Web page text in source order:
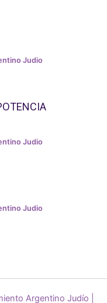
Judio
Judio
Judio
Argentino Judío |